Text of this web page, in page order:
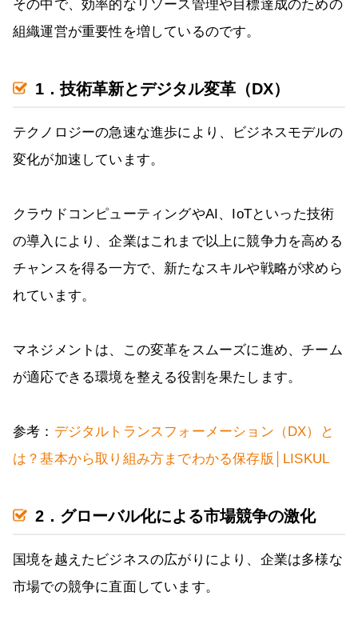
その中で、効率的なリソース管理や目標達成のための
組織運営が重要性を増しているのです。
1．技術革新とデジタル変革（DX）
テクノロジーの急速な進歩により、ビジネスモデルの
変化が加速しています。
クラウドコンピューティングやAI、IoTといった技術
の導入により、企業はこれまで以上に競争力を高める
チャンスを得る一方で、新たなスキルや戦略が求めら
れています。
マネジメントは、この変革をスムーズに進め、チーム
が適応できる環境を整える役割を果たします。
参考： デジタルトランスフォーメーション（DX）と
は？基本から取り組み方までわかる保存版│LISKUL
2．グローバル化による市場競争の激化
国境を越えたビジネスの広がりにより、企業は多様な
市場での競争に直面しています。